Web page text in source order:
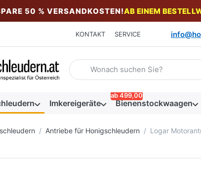
50 % VERSANDKOSTEN!AB EINEM
KONTAKT SERVICE
Geben Sie einen Suchbegriff ein.
Imkereigeräte Bienenstockwaagen
ab 499,00
Antriebe für Honigschleudern Logar